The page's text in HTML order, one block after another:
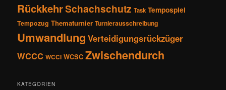
RückkehrSchachschutz Task Tempospiel
Tempozug Thematurnier Turnierausschreibung
Umwandlung Verteidigungsrückzüger
WCCC WCCI WCSC Zwischendurch
KATEGORIEN